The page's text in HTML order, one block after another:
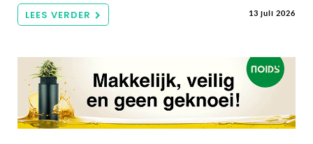
LEES VERDER 13 juli 2026